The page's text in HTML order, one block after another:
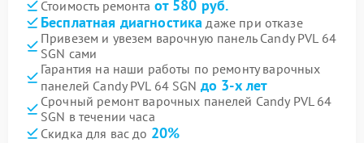
Стоимость ремонта от 580 руб.
Бесплатная диагностика даже при отказе
Привезем и увезем варочную панель Candy PVL 64
SGN сами
Гарантия на наши работы по ремонту варочных
панелей Candy PVL 64 SGN до 3-х лет
Срочный ремонт варочных панелей Candy PVL 64
SGN в течении часа
Скидка для вас до 20%